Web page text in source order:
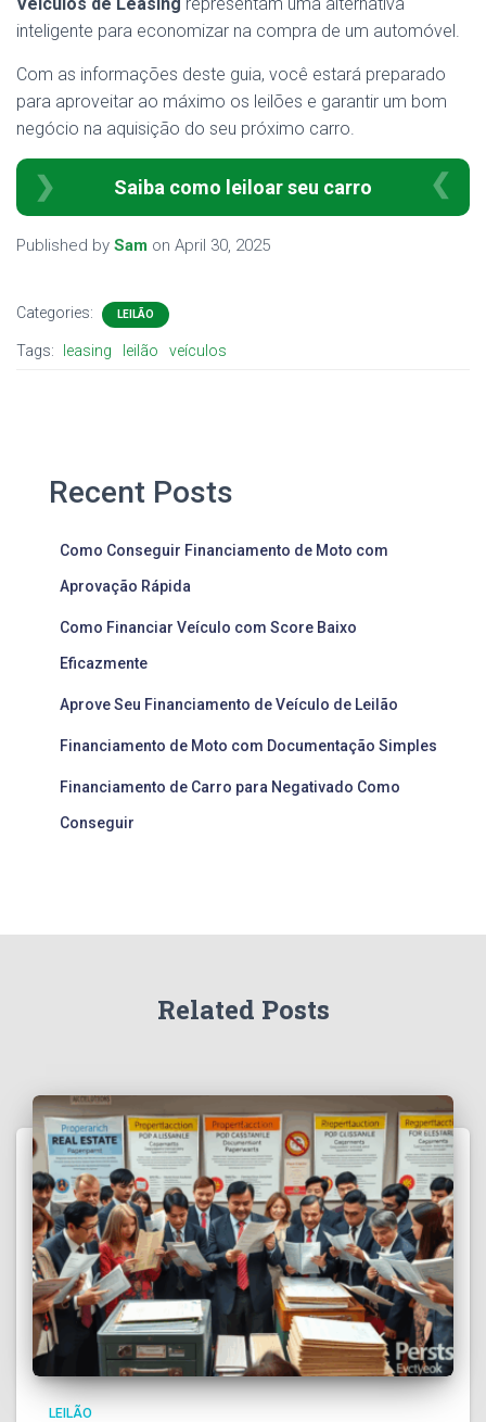
inteligente para economizar na compra de um automóvel.
Com as informações deste guia, você estará preparado
para aproveitar ao máximo os leilões e garantir um bom
negócio na aquisição do seu próximo carro.
Saiba como leiloar seu carro
Published by Sam on April 30, 2025
Categories: LEILÃO
Tags: leasing leilão veículos
Recent Posts
Como Conseguir Financiamento de Moto com
Aprovação Rápida
Como Financiar Veículo com Score Baixo
Eficazmente
Aprove Seu Financiamento de Veículo de Leilão
Financiamento de Moto com Documentação Simples
Financiamento de Carro para Negativado Como
Conseguir
Related Posts
LEILÃO